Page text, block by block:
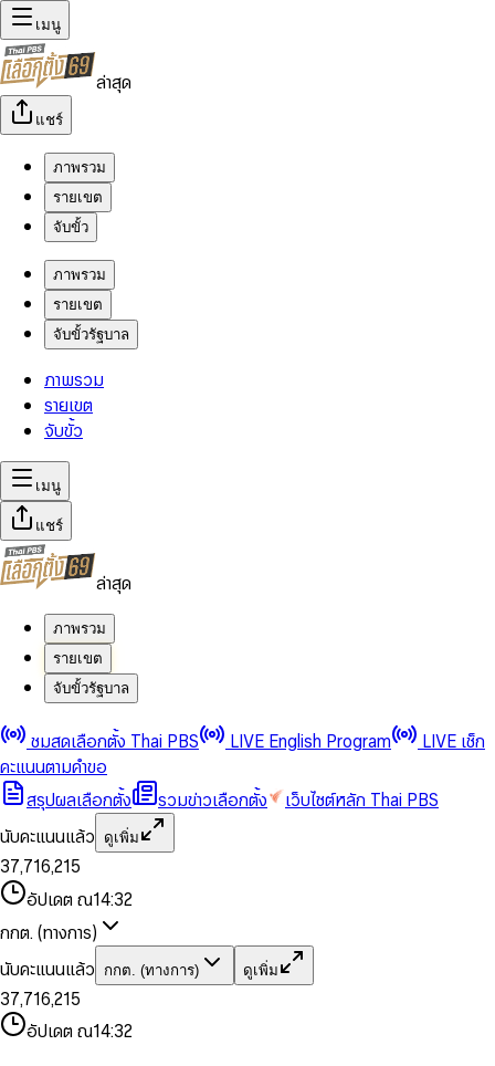
เมนู
ล่าสุด
แชร์
ภาพรวม
รายเขต
จับขั้ว
ภาพรวม
รายเขต
จับขั้วรัฐบาล
ภาพรวม
รายเขต
จับขั้ว
เมนู
แชร์
ล่าสุด
ภาพรวม
รายเขต
จับขั้วรัฐบาล
ชมสดเลือกตั้ง Thai PBS LIVE English Program
LIVE เช็ก
คะแนนตามคำขอ
สรุปผลเลือกตั้ง
รวมข่าวเลือกตั้ง
เว็บไซต์หลัก Thai PBS
นับคะแนนแล้ว
ดูเพิ่ม
0
1
2
3
4
5
6
8
9
0
1
2
3
4
5
6
7
8
9
,
0
1
2
4
6
7
8
9
0
1
2
3
4
5
6
7
8
9
0
1
3
5
6
7
8
9
,
1
2
4
5
7
8
9
0
1
3
4
6
7
8
9
0
2
3
4
5
7
8
อัปเดต ณ14:32
กกต. (ทางการ)
นับคะแนนแล้ว
กกต. (ทางการ) ดูเพิ่ม
0
1
2
3
4
5
0
1
2
4
5
6
7
8
9
,
0
1
2
4
6
7
8
9
0
1
2
3
0
1
3
5
6
7
8
,
1
2
4
0
1
3
0
2
3
4
5
7
อัปเดต ณ14:32